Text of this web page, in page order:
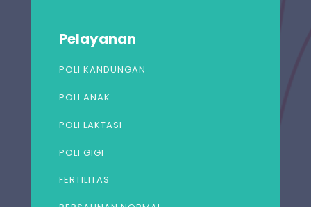
Pelayanan
POLI KANDUNGAN
POLI ANAK
POLI LAKTASI
POLI GIGI
FERTILITAS